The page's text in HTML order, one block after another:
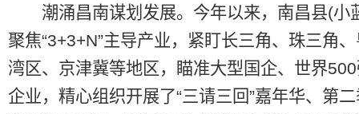
潮涌昌南谋划发展。今年以来，南昌县(小
聚焦“3+3+N”主导产业，紧盯长三角、珠三角
湾区、京津冀等地区，瞄准大型国企、世界
企业，精心组织开展了“三请三回”嘉年华、第